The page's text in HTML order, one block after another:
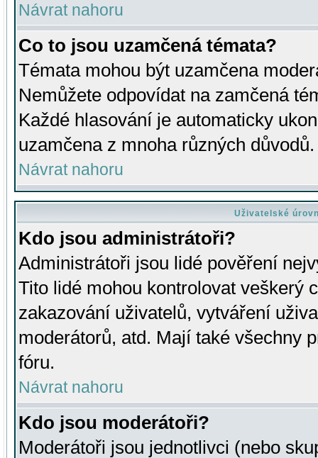
Návrat nahoru
Co to jsou uzamčená témata?
Témata mohou být uzamčena
Nemůžete odpovídat na zamčená
Každé hlasování je automaticky
uzamčena z mnoha různých důvodů.
Návrat nahoru
Uživatelské
Kdo jsou administrátoři?
Administrátoři jsou lidé pověření
Tito lidé mohou kontrolovat veškerý
zakazování uživatelů, vytváření
moderátorů, atd. Mají také všechny
fóru.
Návrat nahoru
Kdo jsou moderátoři?
Moderátoři jsou jednotlivci (nebo